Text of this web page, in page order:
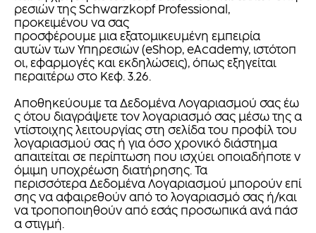
ρεσιών της Schwarzkopf Professional,
προκειμένου να σας
προσφέρουμε μια εξατομικευμένη εμπειρία
αυτών των Υπηρεσιών (eShop, eAcademy, ιστότοπ
οι, εφαρμογές και εκδηλώσεις), όπως εξηγείται
περαιτέρω στο Κεφ. 3.26.
Αποθηκεύουμε τα Δεδομένα Λογαριασμού σας έω
ς ότου διαγράψετε τον λογαριασμό σας μέσω της α
ντίστοιχης λειτουργίας στη σελίδα του προφίλ του
λογαριασμού σας ή για όσο χρονικό διάστημα
απαιτείται σε περίπτωση που ισχύει οποιαδήποτε ν
όμιμη υποχρέωση διατήρησης. Τα
περισσότερα Δεδομένα Λογαριασμού μπορούν επί
σης να αφαιρεθούν από το λογαριασμό σας ή/και
να τροποποιηθούν από εσάς προσωπικά ανά πάσ
α στιγμή.